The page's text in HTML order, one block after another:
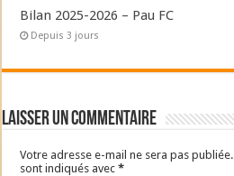
Bilan 2025-2026 – Pau FC
Depuis 3 jours
Laisser un commentaire
Votre adresse e-mail ne sera pas publiée.
sont indiqués avec*